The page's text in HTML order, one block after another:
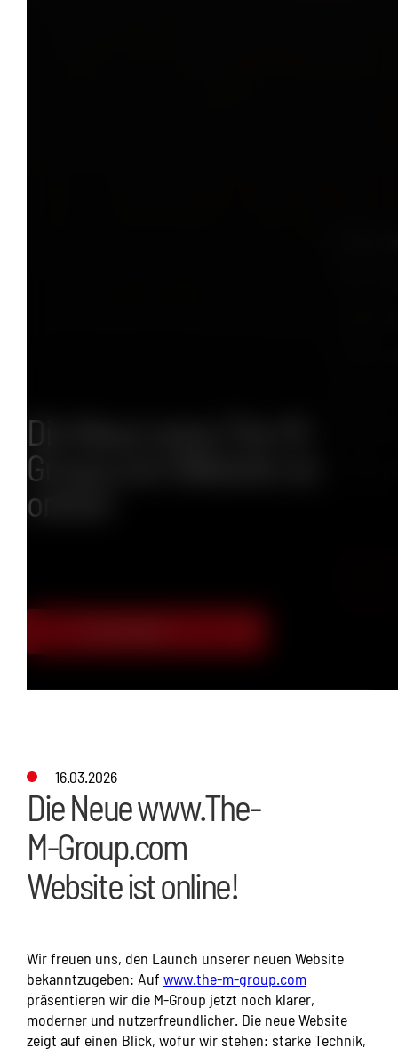
Die Neue www.The-M-
Group.com Website ist
online!
16.03.2026
Die Neue www.The-
M-Group.com
Website ist online!
Wir freuen uns, den Launch unserer neuen Website
bekanntzugeben: Auf www.the-m-group.com
präsentieren wir die M-Group jetzt noch klarer,
moderner und nutzerfreundlicher. Die neue Website
zeigt auf einen Blick, wofür wir stehen: starke Technik,